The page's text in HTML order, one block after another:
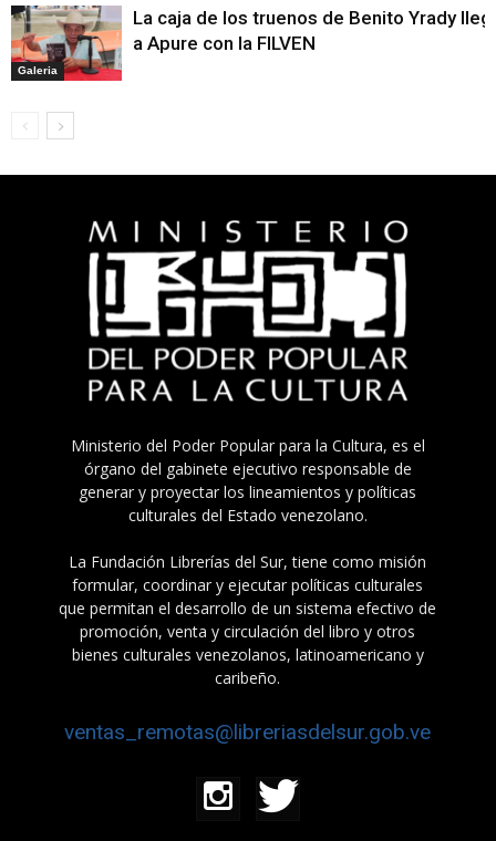
Galeria
La caja de los truenos de Benito Yrady
a Apure con la FILVEN
Ministerio del Poder Popular para la Cultura, es el
órgano del gabinete ejecutivo responsable de
generar y proyectar los lineamientos y políticas
culturales del Estado venezolano.
La Fundación Librerías del Sur, tiene como misión
formular, coordinar y ejecutar políticas culturales
que permitan el desarrollo de un sistema efectivo de
promoción, venta y circulación del libro y otros
bienes culturales venezolanos, latinoamericano y
caribeño.
ventas_remotas@libreriasdelsur.gob.ve